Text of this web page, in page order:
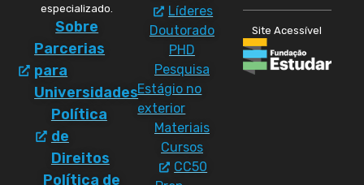
especializado.
Sobre
Parcerias
para
Universidades
Política
de
Direitos
Política de
Líderes
Doutorado
PHD
Pesquisa
Estágio no
exterior
Materiais
Cursos
CC50
Site Acessível